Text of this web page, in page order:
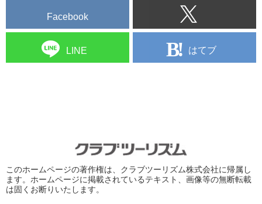
Facebook
LINE はてブ
このホームページの著作権は、クラブツーリズム株式会社に帰属し
ます。ホームページに掲載されているテキスト、画像等の無断転載
は固くお断りいたします。